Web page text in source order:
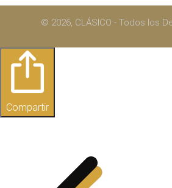
© 2026, CLÁSICO - Todos los
Compartir